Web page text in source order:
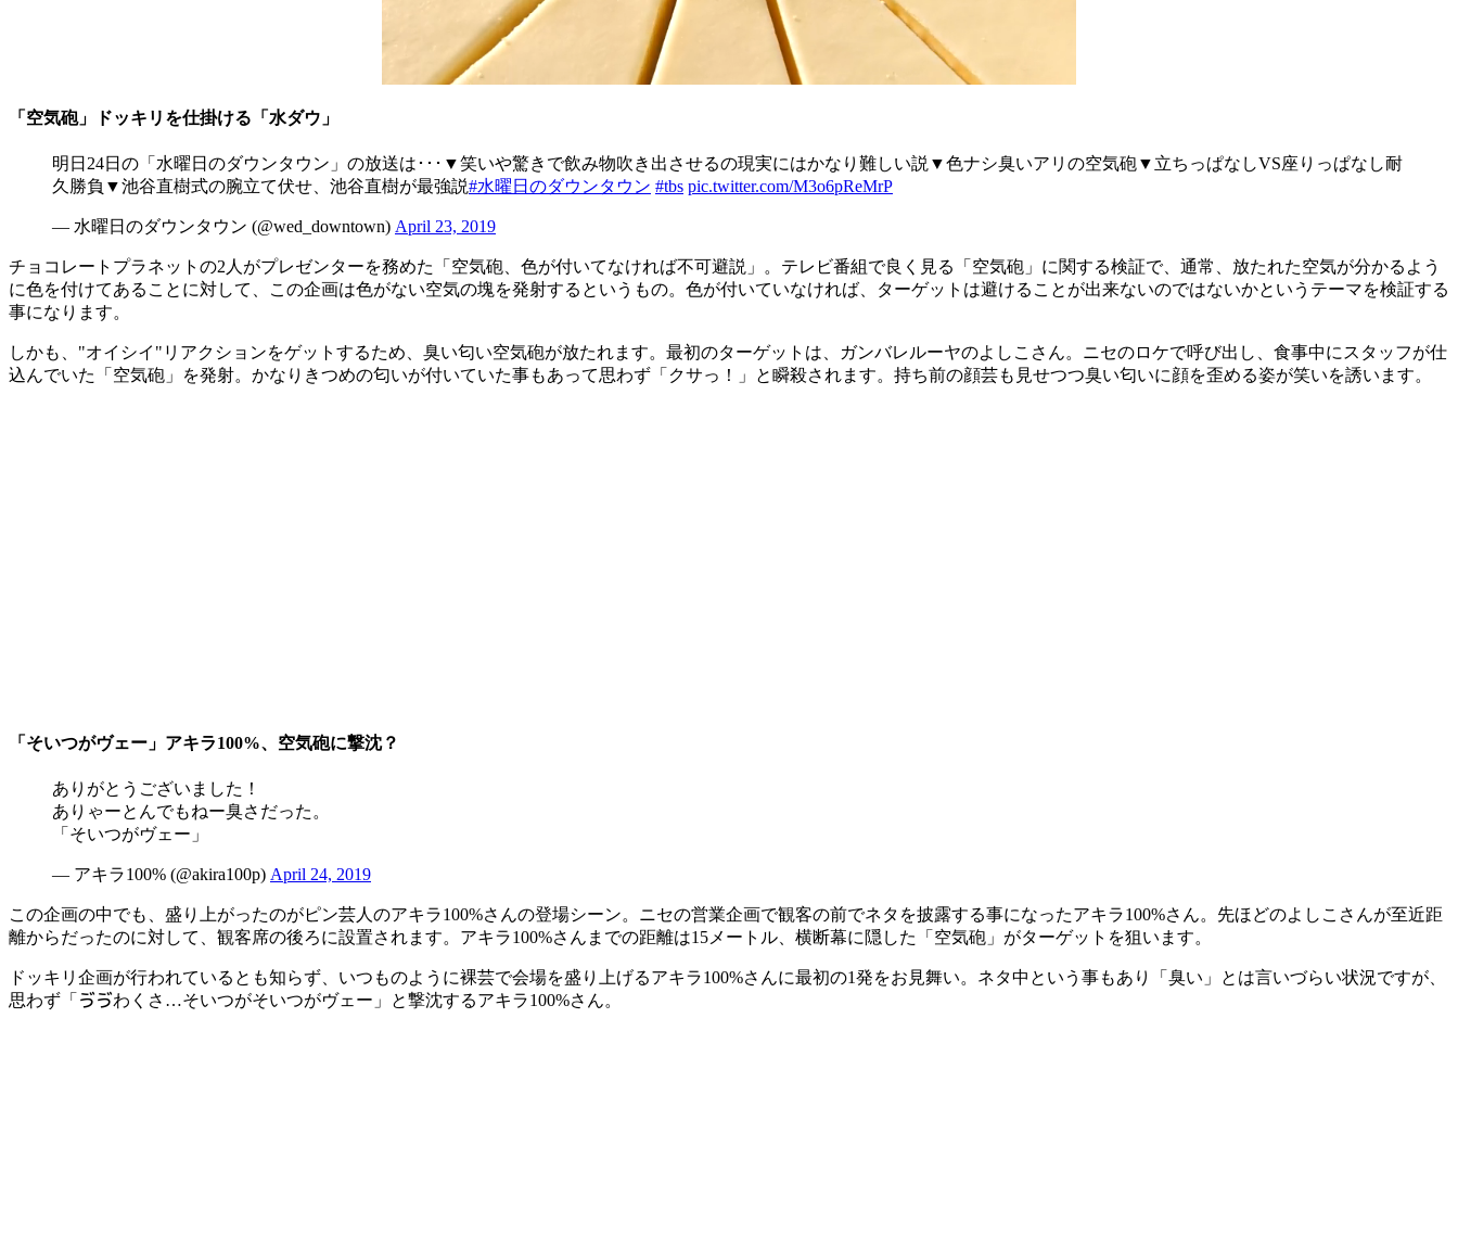
「空気砲」ドッキリを仕掛ける「水ダウ」
明日24日の「水曜日のダウンタウン」の放送は･･･▼笑いや驚きで飲み物吹き出させるの現実にはかなり難しい説▼色ナシ臭いアリの空気砲▼立ちっぱなしVS座りっぱなし耐
久勝負▼池谷直樹式の腕立て伏せ、池谷直樹が最強説#水曜日のダウンタウン #tbs pic.twitter.com/M3o6pReMrP
— 水曜日のダウンタウン (@wed_downtown) April 23, 2019
チョコレートプラネットの2人がプレゼンターを務めた「空気砲、色が付いてなければ不可避説」。テレビ番組で良く見る「空気砲」に関する検証で、通常、放たれた空気が分かるよう
に色を付けてあることに対して、この企画は色がない空気の塊を発射するというもの。色が付いていなければ、ターゲットは避けることが出来ないのではないかというテーマを検証する
事になります。
しかも、"オイシイ"リアクションをゲットするため、臭い匂い空気砲が放たれます。最初のターゲットは、ガンバレルーヤのよしこさん。ニセのロケで呼び出し、食事中にスタッフが仕
込んでいた「空気砲」を発射。かなりきつめの匂いが付いていた事もあって思わず「クサっ！」と瞬殺されます。持ち前の顔芸も見せつつ臭い匂いに顔を歪める姿が笑いを誘います。
「そいつがヴェー」アキラ100%、空気砲に撃沈？
ありがとうございました！
ありゃーとんでもねー臭さだった。
「そいつがヴェー」
— アキラ100% (@akira100p) April 24, 2019
この企画の中でも、盛り上がったのがピン芸人のアキラ100%さんの登場シーン。ニセの営業企画で観客の前でネタを披露する事になったアキラ100%さん。先ほどのよしこさんが至近距
離からだったのに対して、観客席の後ろに設置されます。アキラ100%さんまでの距離は15メートル、横断幕に隠した「空気砲」がターゲットを狙います。
ドッキリ企画が行われているとも知らず、いつものように裸芸で会場を盛り上げるアキラ100%さんに最初の1発をお見舞い。ネタ中という事もあり「臭い」とは言いづらい状況ですが、
思わず「ゔゔわくさ…そいつがそいつがヴェー」と撃沈するアキラ100%さん。